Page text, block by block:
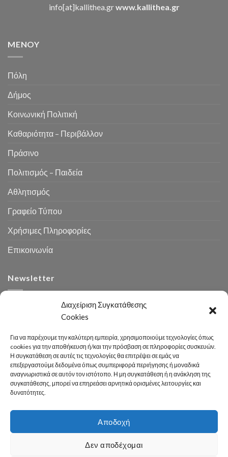
Διαχείριση Συγκατάθεσης
Cookies
Για να παρέχουμε την καλύτερη εμπειρία, χρησιμοποιούμε τεχνολογίες όπως
cookies για την αποθήκευση ή/και την πρόσβαση σε πληροφορίες συσκευών.
Η συγκατάθεση σε αυτές τις τεχνολογίες θα επιτρέψει σε εμάς να
επεξεργαστούμε δεδομένα όπως συμπεριφορά περιήγησης ή μοναδικά
αναγνωριστικά σε αυτόν τον ιστότοπο. Η μη συγκατάθεση ή η ανάκληση της
συγκατάθεσης, μπορεί να επηρεάσει αρνητικά ορισμένες λειτουργίες και
δυνατότητες.
Αποδοχή
Δεν αποδέχομαι
info[at]kallithea.grwww.kallithea.gr
MENOY
Πόλη
Δήμος
Κοινωνική Πολιτική
Καθαριότητα – Περιβάλλον
Πράσινο
Πολιτισμός – Παιδεία
Αθλητισμός
Γραφείο Τύπου
Χρήσιμες Πληροφορίες
Επικοινωνία
Newsletter
Αναζήτηση
Developed 2026 by